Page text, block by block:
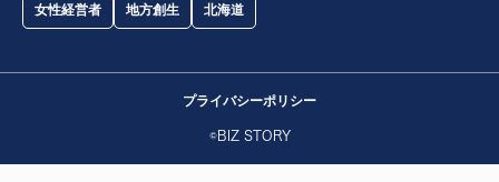
女性経営者 地方創生 北海道
プライバシーポリシー
©BIZ STORY